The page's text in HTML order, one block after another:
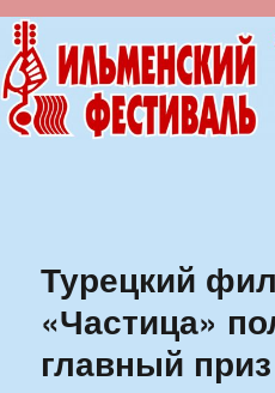
Ильменский
Турецкий
«Частица»
главный